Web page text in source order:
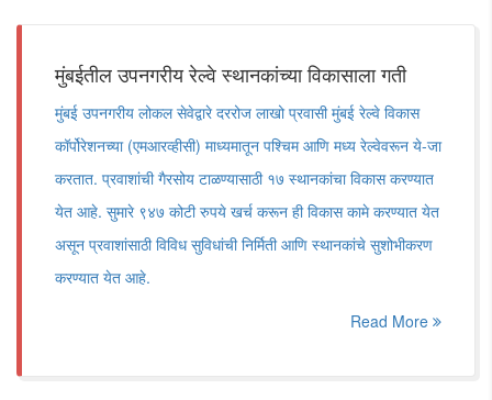
मुंबईतील उपनगरीय रेल्वे स्थानकांच्या विकासाला गती
मुंबई उपनगरीय लोकल सेवेद्वारे दररोज लाखो प्रवासी मुंबई रेल्वे विकास
कॉर्पोरेशनच्या (एमआरव्हीसी) माध्यमातून पश्चिम आणि मध्य रेल्वेवरून ये-जा
करतात. प्रवाशांची गैरसोय टाळण्यासाठी १७ स्थानकांचा विकास करण्यात
येत आहे. सुमारे ९४७ कोटी रुपये खर्च करून ही विकास कामे करण्यात येत
असून प्रवाशांसाठी विविध सुविधांची निर्मिती आणि स्थानकांचे सुशोभीकरण
करण्यात येत आहे.
Read More